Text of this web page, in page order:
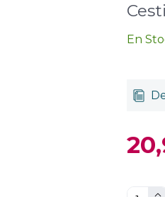
En